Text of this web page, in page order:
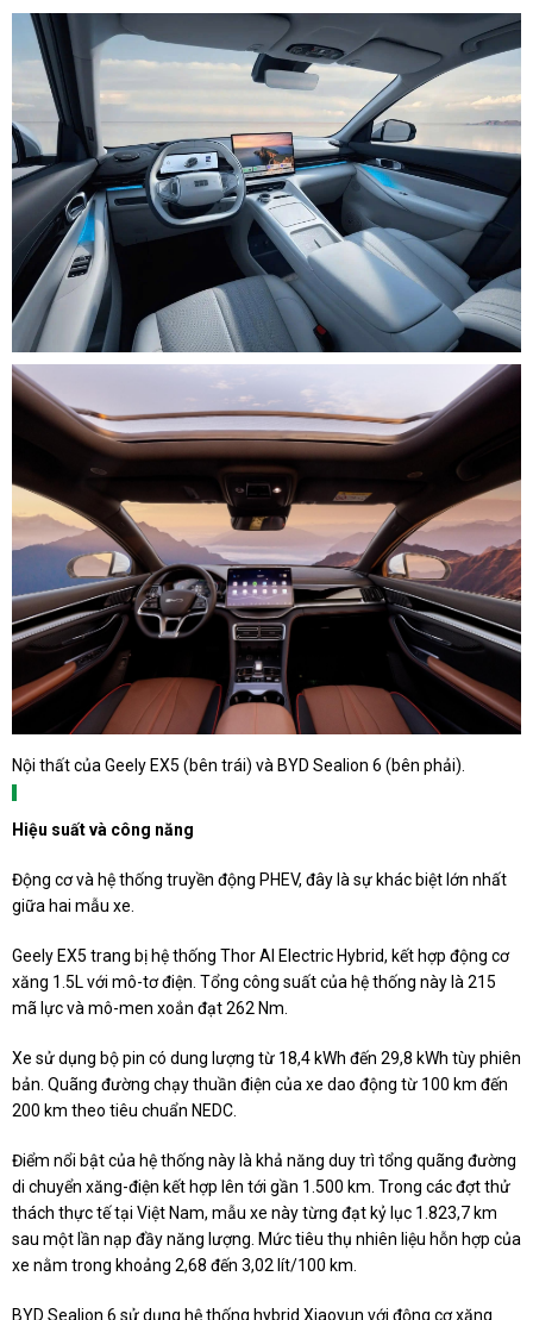
Nội thất của Geely EX5 (bên trái) và BYD Sealion 6 (bên phải).
Hiệu suất và công năng
Động cơ và hệ thống truyền động PHEV, đây là sự khác biệt lớn nhất
giữa hai mẫu xe.
Geely EX5 trang bị hệ thống Thor AI Electric Hybrid, kết hợp động cơ
xăng 1.5L với mô-tơ điện. Tổng công suất của hệ thống này là 215
mã lực và mô-men xoắn đạt 262 Nm.
Xe sử dụng bộ pin có dung lượng từ 18,4 kWh đến 29,8 kWh tùy phiên
bản. Quãng đường chạy thuần điện của xe dao động từ 100 km đến
200 km theo tiêu chuẩn NEDC.
Điểm nổi bật của hệ thống này là khả năng duy trì tổng quãng đường
di chuyển xăng-điện kết hợp lên tới gần 1.500 km. Trong các đợt thử
thách thực tế tại Việt Nam, mẫu xe này từng đạt kỷ lục 1.823,7 km
sau một lần nạp đầy năng lượng. Mức tiêu thụ nhiên liệu hỗn hợp của
xe nằm trong khoảng 2,68 đến 3,02 lít/100 km.
BYD Sealion 6 sử dụng hệ thống hybrid Xiaoyun với động cơ xăng